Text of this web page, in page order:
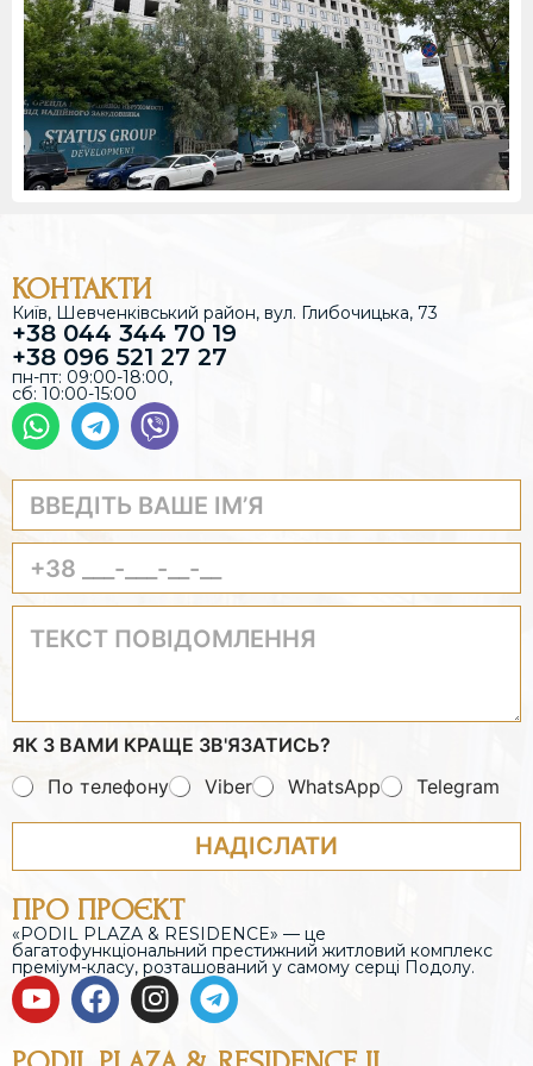
В
Ш
Ш
Е
Т
Е
І
’
Е
А
Ш
Н
О
М
Р
Е
Л
Е
Ф
О
Н
У
П
О
В
І
Д
М
Н
Н
Я
ЯК З ВАМИ КРАЩЕ ЗВ'ЯЗАТИСЬ?
По телефону
Viber WhatsApp Telegram
НАДІСЛАТИ
ПРО ПРОЄКТ
«PODIL PLAZA & RESIDENCE» — це
багатофункціональний престижний житловий комплекс
преміум-класу, розташований у самому серці Подолу.
КОНТАКТИ
Київ, Шевченківський район, вул. Глибочицька, 73
+38 044 344 70 19
+38 096 521 27 27
пн-пт: 09:00-18:00,
сб: 10:00-15:00